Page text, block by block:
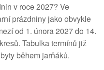
v roce 2027? Ve
prázdniny jako obvykle
od 1. února 2027 do 14.
Tabulka termínů již
během jarňáků.